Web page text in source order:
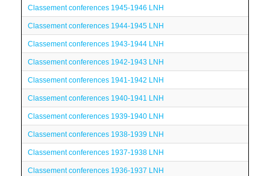
Classement conferences 1945-1946 LNH
Classement conferences 1944-1945 LNH
Classement conferences 1943-1944 LNH
Classement conferences 1942-1943 LNH
Classement conferences 1941-1942 LNH
Classement conferences 1940-1941 LNH
Classement conferences 1939-1940 LNH
Classement conferences 1938-1939 LNH
Classement conferences 1937-1938 LNH
Classement conferences 1936-1937 LNH